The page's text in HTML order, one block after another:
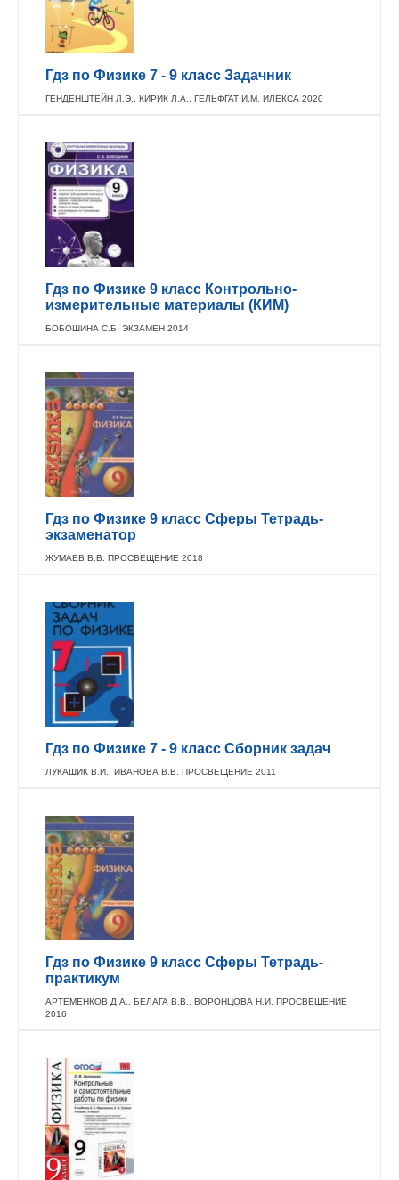
Гдз по Физике 7 - 9 класс Задачник
ГЕНДЕНШТЕЙН Л.Э., КИРИК Л.А., ГЕЛЬФГАТ И.М. ИЛЕКСА 2020
Гдз по Физике 9 класс Контрольно-
измерительные материалы (КИМ)
БОБОШИНА С.Б. ЭКЗАМЕН 2014
Гдз по Физике 9 класс Сферы Тетрадь-
экзаменатор
ЖУМАЕВ В.В. ПРОСВЕЩЕНИЕ 2018
Гдз по Физике 7 - 9 класс Сборник задач
ЛУКАШИК В.И., ИВАНОВА В.В. ПРОСВЕЩЕНИЕ 2011
Гдз по Физике 9 класс Сферы Тетрадь-
практикум
АРТЕМЕНКОВ Д.А., БЕЛАГА В.В., ВОРОНЦОВА Н.И. ПРОСВЕЩЕНИЕ
2016